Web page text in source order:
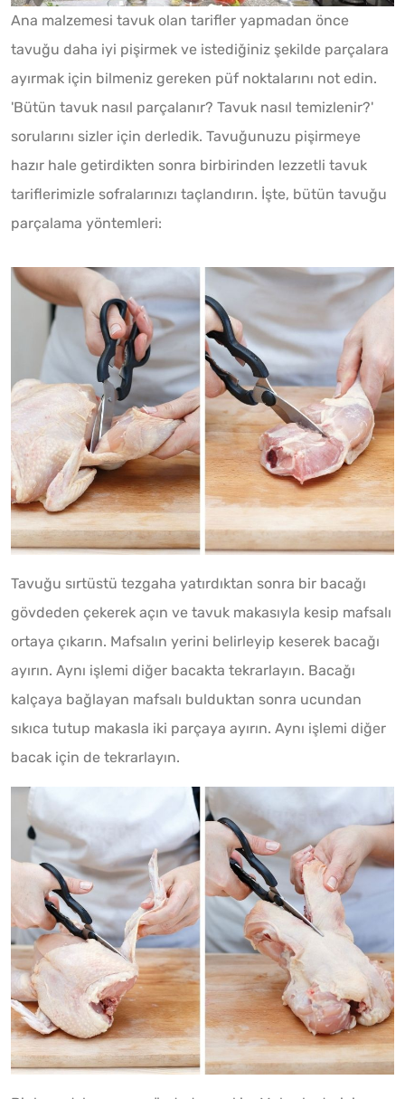
Ana malzemesi tavuk olan tarifler yapmadan önce
tavuğu daha iyi pişirmek ve istediğiniz şekilde parçalara
ayırmak için bilmeniz gereken püf noktalarını not edin.
'Bütün tavuk nasıl parçalanır? Tavuk nasıl temizlenir?'
sorularını sizler için derledik. Tavuğunuzu pişirmeye
hazır hale getirdikten sonra birbirinden lezzetli tavuk
tariflerimizle sofralarınızı taçlandırın. İşte, bütün tavuğu
parçalama yöntemleri:
Tavuğu sırtüstü tezgaha yatırdıktan sonra bir bacağı
gövdeden çekerek açın ve tavuk makasıyla kesip mafsalı
ortaya çıkarın. Mafsalın yerini belirleyip keserek bacağı
ayırın. Aynı işlemi diğer bacakta tekrarlayın. Bacağı
kalçaya bağlayan mafsalı bulduktan sonra ucundan
sıkıca tutup makasla iki parçaya ayırın. Aynı işlemi diğer
bacak için de tekrarlayın.